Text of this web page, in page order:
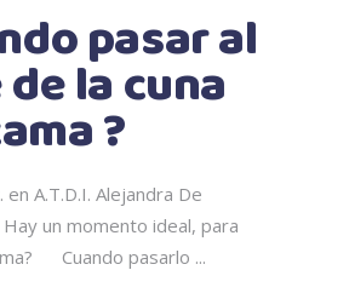
pasar al
la cuna
?
en A.T.D.I. Alejandra De
Hay un momento ideal, para
Cuando pasarlo